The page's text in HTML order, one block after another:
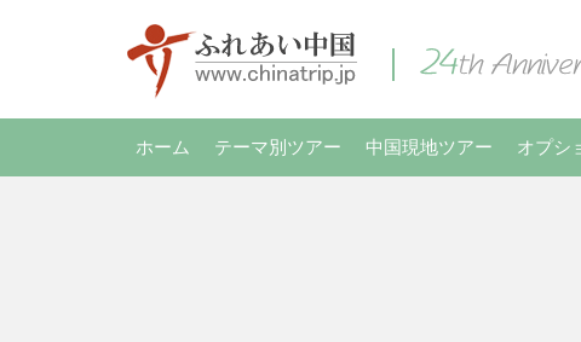
ホーム テーマ別ツアー 中国現地ツアー オプシ